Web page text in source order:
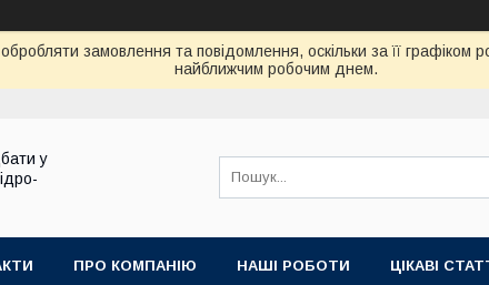
замовлення та повідомлення, оскільки за її
найближчим робочим днем.
у
ПРО КОМПАНІЮ НАШІ РОБОТИ ЦІКАВІ